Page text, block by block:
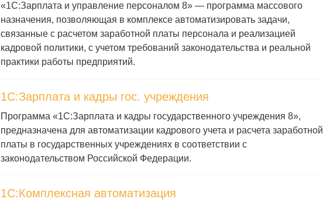
«1С:Зарплата и управление персоналом 8» — программа массового
назначения, позволяющая в комплексе автоматизировать задачи,
связанные с расчетом заработной платы персонала и реализацией
кадровой политики, с учетом требований законодательства и реальной
практики работы предприятий.
1С:Зарплата и кадры гос. учреждения
Программа «1С:Зарплата и кадры государственного учреждения 8»,
предназначена для автоматизации кадрового учета и расчета заработной
платы в государственных учреждениях в соответствии с
законодательством Российской Федерации.
1С:Комплексная автоматизация